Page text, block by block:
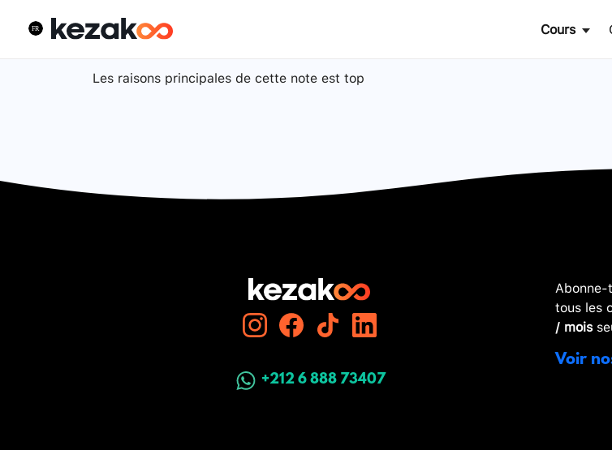
Cours
Les raisons principales de cette note est top
+212 6 888 73407
tous les
/ mois
Voir